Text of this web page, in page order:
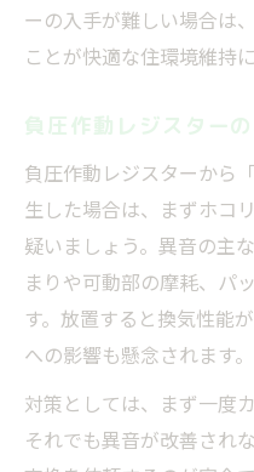
ーの入手が難しい場合は
ことが快適な住環境維持
負圧作動レジスター
負圧作動レジスターから
生した場合は、まずホコ
疑いましょう。異音の主
まりや可動部の摩耗、パ
す。放置すると換気性能
への影響も懸念されます。
対策としては、まず一度
それでも異音が改善され